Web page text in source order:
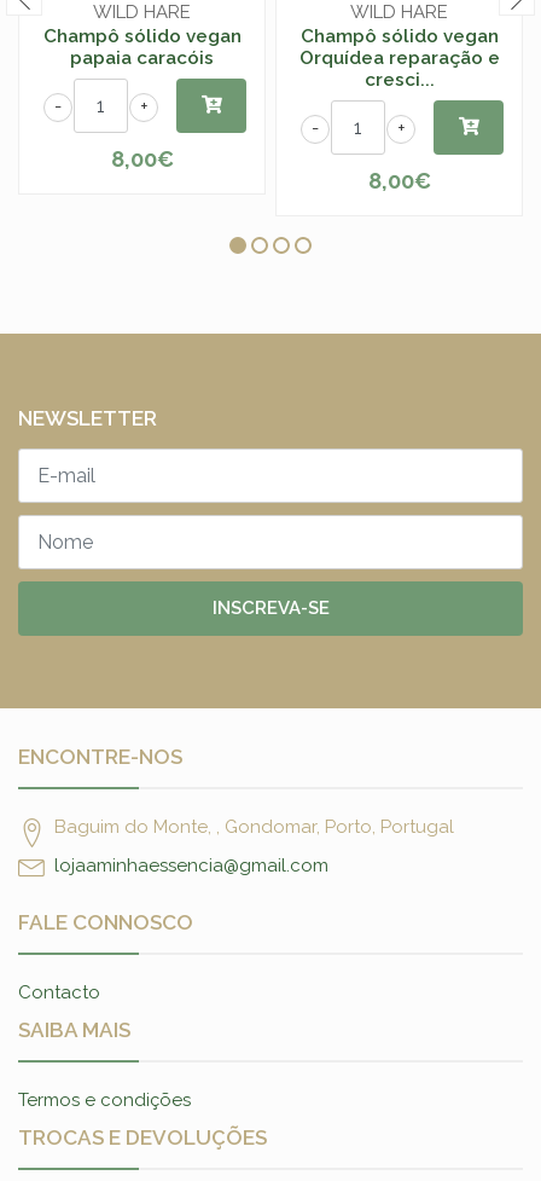
WILD HARE
Champô sólido vegan
papaia caracóis
+
-
8,00€
WILD HARE
Champô sólido vegan
Orquídea reparação e
cresci...
+
-
8,00€
NEWSLETTER
INSCREVA-SE
ENCONTRE-NOS
Baguim do Monte, , Gondomar, Porto, Portugal
lojaaminhaessencia@gmail.com
FALE CONNOSCO
Contacto
SAIBA MAIS
Termos e condições
TROCAS E DEVOLUÇÕES